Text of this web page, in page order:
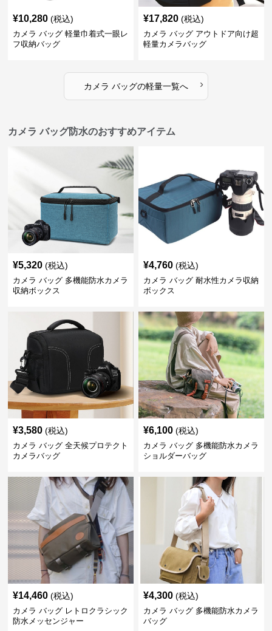
¥10,280 (税込)
カメラ バッグ 軽量巾着式一眼レ
フ収納バッグ
¥17,820 (税込)
カメラ バッグ アウトドア向け超
軽量カメラバッグ
カメラ バッグの軽量一覧へ ›
カメラ バッグ防水のおすすめアイテム
¥5,320 (税込)
カメラ バッグ 多機能防水カメラ
収納ボックス
¥4,760 (税込)
カメラ バッグ 耐水性カメラ収納
ボックス
¥3,580 (税込)
カメラ バッグ 全天候プロテクト
カメラバッグ
¥6,100 (税込)
カメラ バッグ 多機能防水カメラ
ショルダーバッグ
¥14,460 (税込)
カメラ バッグ レトロクラシック
防水メッセンジャー
¥4,300 (税込)
カメラ バッグ 多機能防水カメラ
バッグ